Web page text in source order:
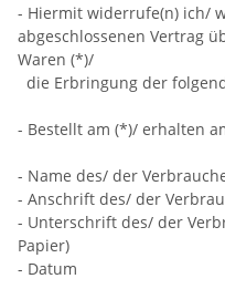
- Hiermit widerrufe(n) ich/
abgeschlossenen Vertrag
Waren (*)/
die Erbringung der
- Bestellt am (*)/ erhalten
- Name des/ der
- Anschrift des/ der
- Unterschrift des/ der
Papier)
- Datum